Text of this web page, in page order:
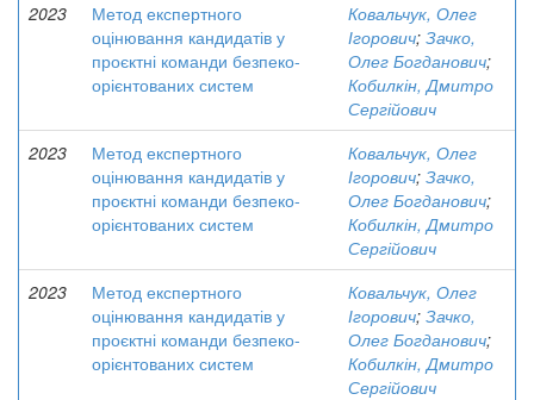
2023
Метод експертного
оцінювання кандидатів у
проєктні команди безпеко-
орієнтованих систем
Ковальчук, Олег
Ігорович; Зачко,
Олег Богданович;
Кобилкін, Дмитро
Сергійович
2023
Метод експертного
оцінювання кандидатів у
проєктні команди безпеко-
орієнтованих систем
Ковальчук, Олег
Ігорович; Зачко,
Олег Богданович;
Кобилкін, Дмитро
Сергійович
2023
Метод експертного
оцінювання кандидатів у
проєктні команди безпеко-
орієнтованих систем
Ковальчук, Олег
Ігорович; Зачко,
Олег Богданович;
Кобилкін, Дмитро
Сергійович